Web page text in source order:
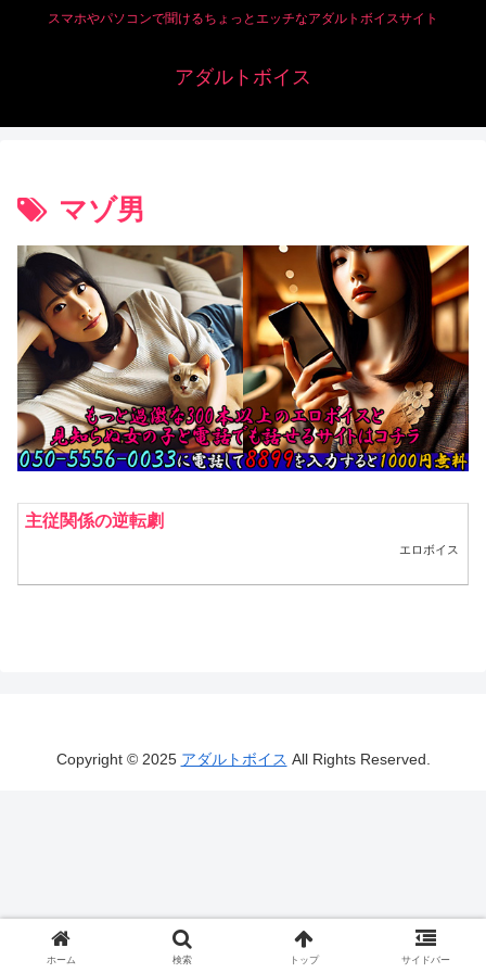
スマホやパソコンで聞けるちょっとエッチなアダルトボイスサイト
アダルトボイス
マゾ男
主従関係の逆転劇
エロボイス
Copyright © 2025 アダルトボイス All Rights Reserved.
ホーム 検索 トップ サイドバー